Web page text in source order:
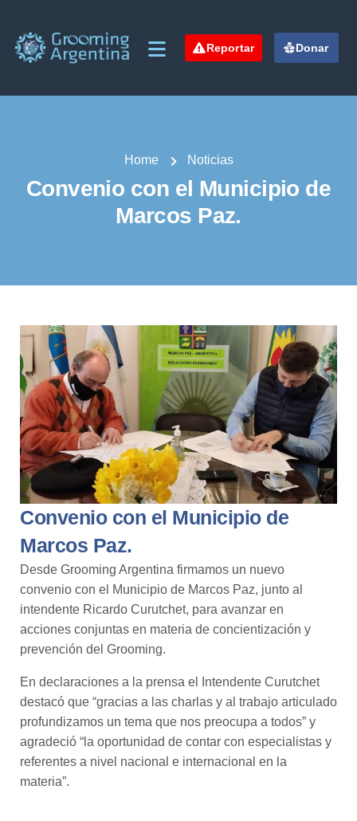
Reportar Donar
Home Noticias
Convenio con el Municipio de
Marcos Paz.
Convenio con el Municipio de
Marcos Paz.
Desde Grooming Argentina firmamos un nuevo
convenio con el Municipio de Marcos Paz, junto al
intendente Ricardo Curutchet, para avanzar en
acciones conjuntas en materia de concientización y
prevención del Grooming.
En declaraciones a la prensa el Intendente Curutchet
destacó que “gracias a las charlas y al trabajo articulado
profundizamos un tema que nos preocupa a todos” y
agradeció “la oportunidad de contar con especialistas y
referentes a nivel nacional e internacional en la
materia”.